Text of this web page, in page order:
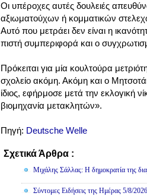
Οι υπέροχες αυτές δουλειές
αξιωματούχων ή κομματικών
Αυτό που μετράει δεν είναι η
πιστή συμπεριφορά και ο
Πρόκειται για μία κουλτούρα
σχολείο ακόμη. Ακόμη και ο
ίδιος, εφήρμοσε μετά την εκλογική
βιομηχανία μετακλητών».
Πηγή: Deutsche Welle
Σχετικά Άρθρα :
Μιχάλης Σάλλας: Η δημοκρατία της
Σύντομες Ειδήσεις της Ημέρας 5/8/2026